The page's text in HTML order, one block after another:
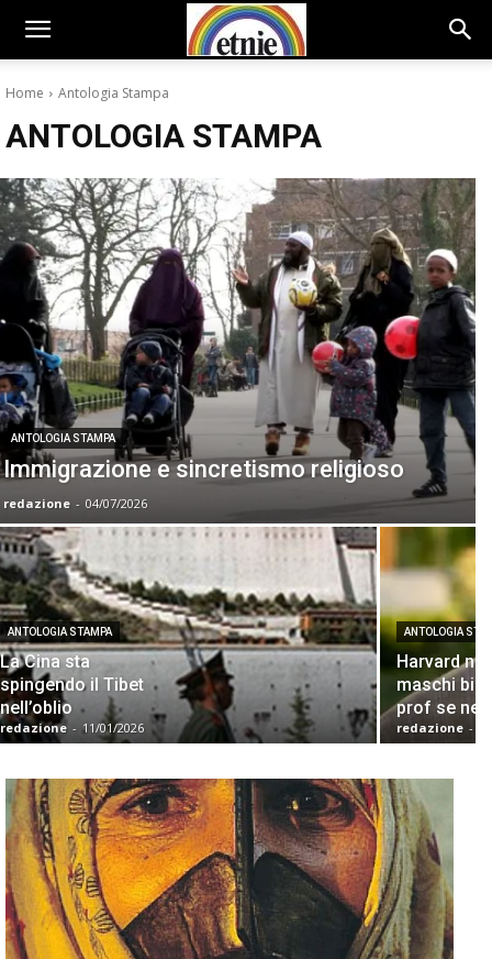
Home Antologia Stampa
ANTOLOGIA STAMPA
ANTOLOGIA STAMPA
Immigrazione e sincretismo religioso
redazione - 04/07/2026
ANTOLOGIA STAMPA
La Cina sta
spingendo il Tibet
nell’oblio
redazione - 11/01/2026
ANTOLOGIA
Harvard
maschi
prof se ne
redazione -